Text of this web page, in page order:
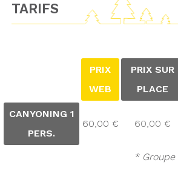
TARIFS
PRIX
WEB
PRIX SUR
PLACE
CANYONING 1
PERS.
60,00 € 60,00 €
*